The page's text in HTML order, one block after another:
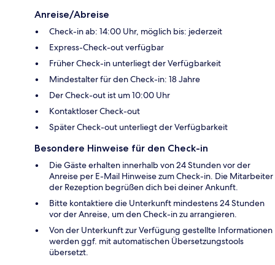
Anreise/Abreise
Check-in ab: 14:00 Uhr, möglich bis: jederzeit
Express-Check-out verfügbar
Früher Check-in unterliegt der Verfügbarkeit
Mindestalter für den Check-in: 18 Jahre
Der Check-out ist um 10:00 Uhr
Kontaktloser Check-out
Später Check-out unterliegt der Verfügbarkeit
Besondere Hinweise für den Check-in
Die Gäste erhalten innerhalb von 24 Stunden vor der
Anreise per E-Mail Hinweise zum Check-in. Die Mitarbeiter
der Rezeption begrüßen dich bei deiner Ankunft.
Bitte kontaktiere die Unterkunft mindestens 24 Stunden
vor der Anreise, um den Check-in zu arrangieren.
Von der Unterkunft zur Verfügung gestellte Informationen
werden ggf. mit automatischen Übersetzungstools
übersetzt.